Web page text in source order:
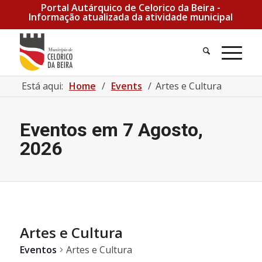
Portal Autárquico de Celorico da Beira -
Informação atualizada da atividade municipal
Está aqui: Home / Events / Artes e Cultura
Eventos em 7 Agosto,
2026
Artes e Cultura
Eventos Artes e Cultura